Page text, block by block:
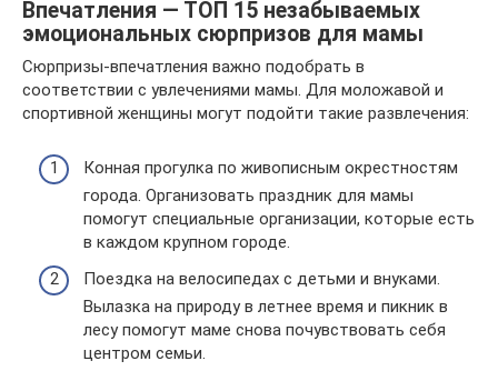
Впечатления — ТОП 15 незабываемых
эмоциональных сюрпризов для мамы
Сюрпризы-впечатления важно подобрать в
соответствии с увлечениями мамы. Для моложавой и
спортивной женщины могут подойти такие развлечения:
Конная прогулка по живописным окрестностям
города. Организовать праздник для мамы
помогут специальные организации, которые есть
в каждом крупном городе.
Поездка на велосипедах с детьми и внуками.
Вылазка на природу в летнее время и пикник в
лесу помогут маме снова почувствовать себя
центром семьи.